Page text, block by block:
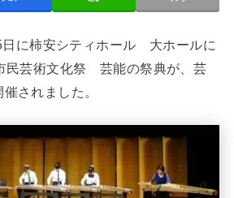
に柿安シティホール 大ホールに
芸術文化祭 芸能の祭典が、芸
されました。